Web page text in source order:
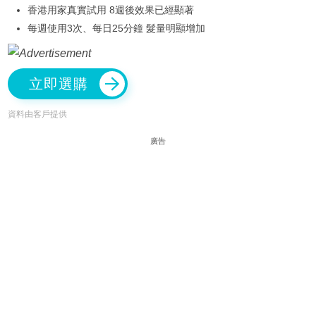
香港用家真實試用 8週後效果已經顯著
每週使用3次、每日25分鐘 髮量明顯增加
立即選購
資料由客戶提供
廣告